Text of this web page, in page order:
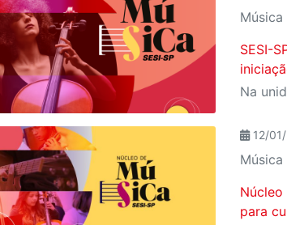
Música
SESI-
12/
Música
para